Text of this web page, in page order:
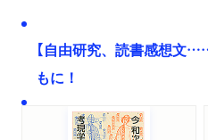
【自由研究、読書感想文
もに！